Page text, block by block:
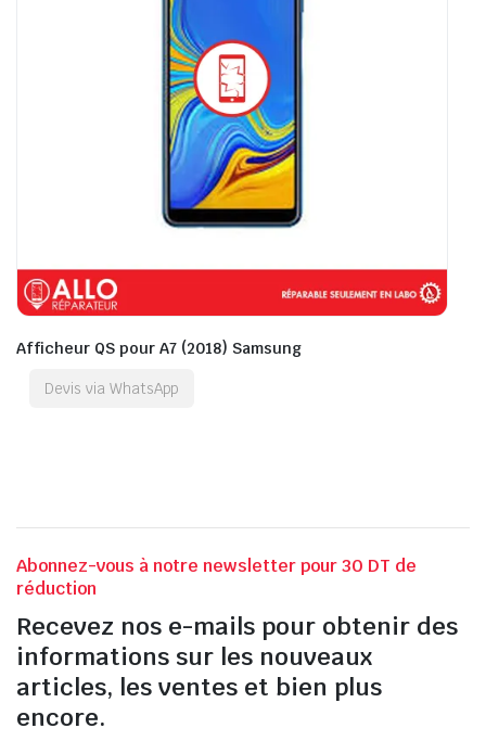
Afficheur QS pour A7 (2018) Samsung
Devis via WhatsApp
Abonnez-vous à notre newsletter pour 30 DT de
réduction
Recevez nos e-mails pour obtenir des
informations sur les nouveaux
articles, les ventes et bien plus
encore.